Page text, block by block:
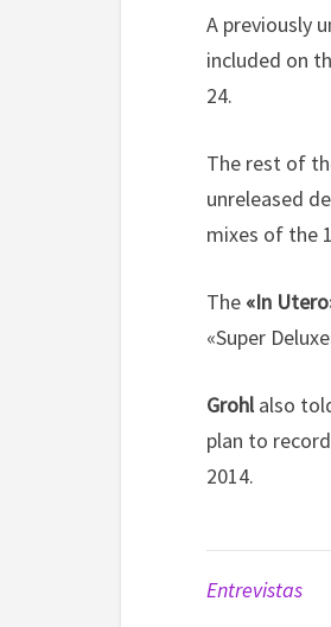
A previously
included on
24.
The rest of
unreleased
mixes of the
The «In
«Super
Grohlalso
plan to
2014.
Entrevistas